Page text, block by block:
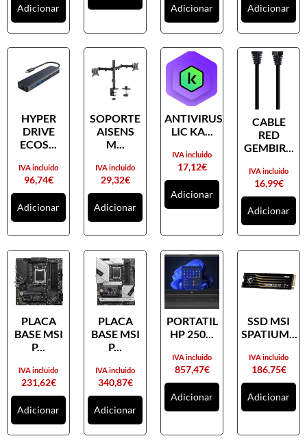
Adicionar Adicionar Adicionar
HYPER
DRIVE
ECOS...
96,74€
IVA incluido
Adicionar
SOPORTE
AISENS
M...
29,32€
IVA incluido
Adicionar
ANTIVIRUS
LIC KA...
17,12€
IVA incluido
Adicionar
CABLE
RED
GEMBIR...
16,99€
IVA incluido
Adicionar
PLACA
BASE MSI
P...
231,62€
IVA incluido
Adicionar
PLACA
BASE MSI
P...
340,87€
IVA incluido
Adicionar
PORTATIL
HP 250...
857,47€
IVA incluido
Adicionar
SSD MSI
SPATIUM...
186,75€
IVA incluido
Adicionar